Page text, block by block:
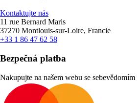
Kontaktujte nás
11 rue Bernard Maris
37270 Montlouis-sur-Loire, Francie
+33 1 86 47 62 58
Bezpečná platba
Nakupujte na našem webu se sebevědomím